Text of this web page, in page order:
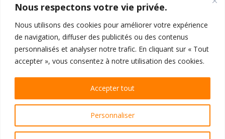
Nous respectons votre vie privée.
Nous utilisons des cookies pour améliorer votre expérience
de navigation, diffuser des publicités ou des contenus
personnalisés et analyser notre trafic. En cliquant sur « Tout
accepter », vous consentez à notre utilisation des cookies.
Personnaliser
Accepter tout

FACEBOOK